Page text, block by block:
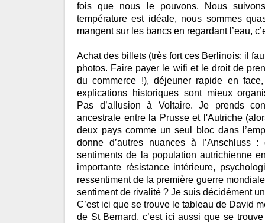
fois que nous le pouvons. Nous
température est idéale, nous sommes
mangent sur les bancs en regardant l’eau,
Achat des billets (très fort ces Berlinois: il
photos. Faire payer le wifi et le droit de
du commerce !), déjeuner rapide en
explications historiques sont mieux
Pas d’allusion à Voltaire. Je prends
ancestrale entre la Prusse et l'Autriche
deux pays comme un seul bloc dans
donne d’autres nuances à l’Anschluss
sentiments de la population autrichienne
importante résistance intérieure,
ressentiment de la première guerre
sentiment de rivalité ? Je suis décidément
C’est ici que se trouve le tableau de David
de St Bernard, c’est ici aussi que se